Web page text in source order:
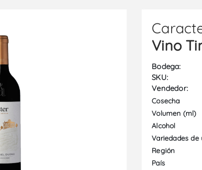
Vino
Bodega:
SKU:
Vendedor:
Cosecha
Volumen (ml)
Alcohol
Variedades de
Región
País